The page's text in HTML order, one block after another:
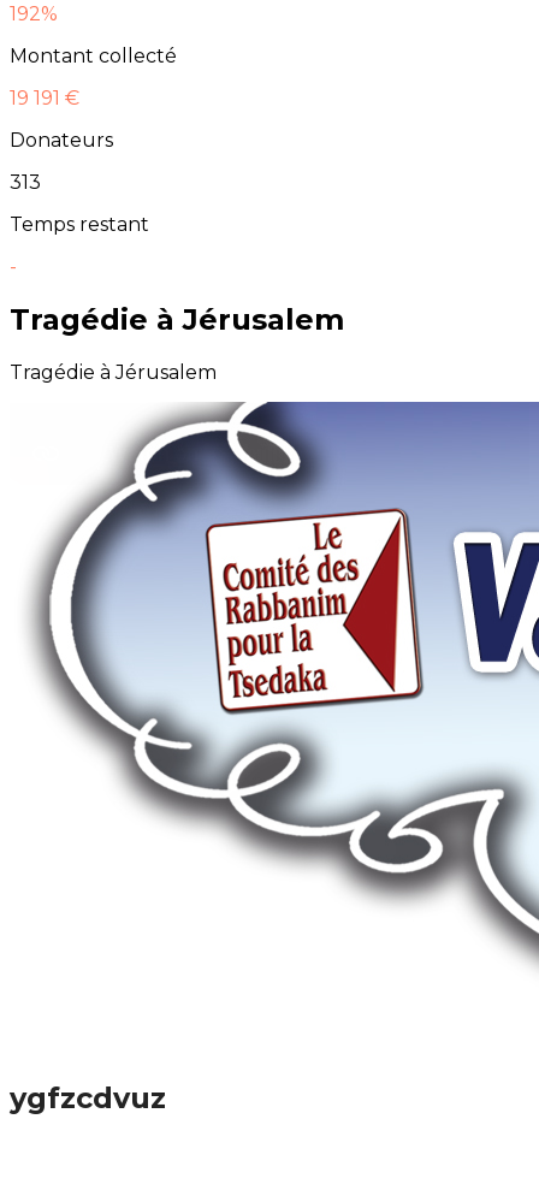
192%
Montant collecté
19 191 €
Donateurs
313
Temps restant
-
Tragédie à Jérusalem
Tragédie à Jérusalem
ygfzcdvuz